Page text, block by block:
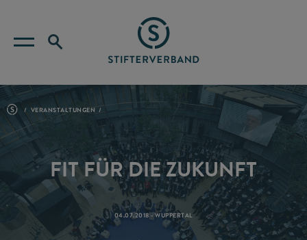
VERANSTALTUNGEN
FIT FÜR DIE ZUKUNFT
04.07.2018 - WUPPERTAL